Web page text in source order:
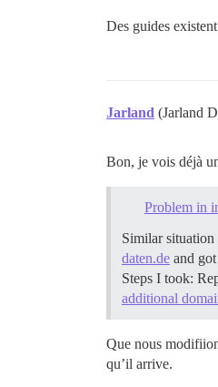
Des guides
Jarland (Jarland
Bon, je vois déjà
Problem in
Similar
daten.de and
Steps I took:
additional
Que nous
qu’il arrive.